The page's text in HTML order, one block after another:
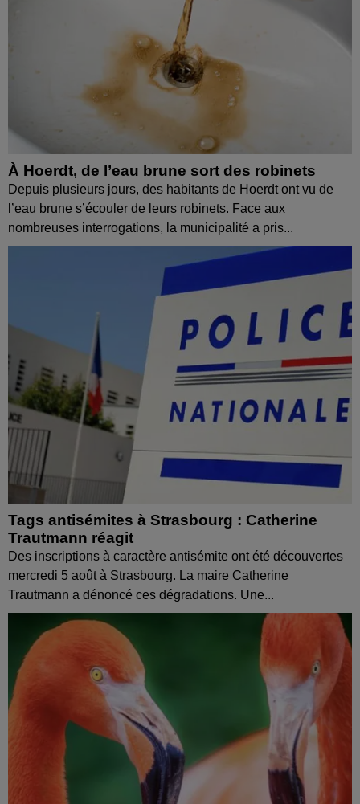
À Hoerdt, de l’eau brune sort des robinets
Depuis plusieurs jours, des habitants de Hoerdt ont vu de
l’eau brune s’écouler de leurs robinets. Face aux
nombreuses interrogations, la municipalité a pris...
Tags antisémites à Strasbourg : Catherine
Trautmann réagit
Des inscriptions à caractère antisémite ont été découvertes
mercredi 5 août à Strasbourg. La maire Catherine
Trautmann a dénoncé ces dégradations. Une...